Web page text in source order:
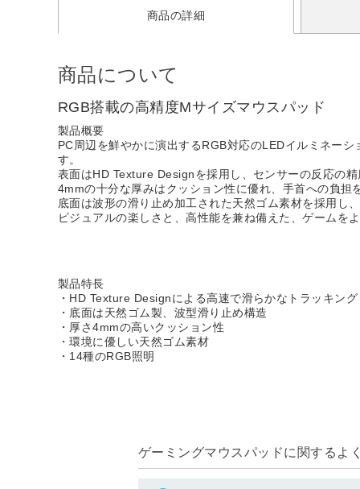
商品の詳細
商品について
RGB搭載の高精度Mサイズマウスパッド
製品概要
PC周辺を鮮やかに演出するRGB対応のLEDイルミネー
す。
表面はHD Texture Designを採用し、センサーの反応の
4mmの十分な厚みはクッション性に優れ、手首への負担
底面は波形の滑り止め加工された天然ゴム素材を採用し
ビジュアルの楽しさと、高性能を兼ね備えた、ゲームを
製品特長
・HD Texture Designによる高速で滑らかなトラッキング
・底面は天然ゴム製、波型滑り止め構造
・厚さ4mmの高いクッション性
・環境に優しい天然ゴム素材
・14種のRGB照明
ゲーミングマウスパッドに関するよ